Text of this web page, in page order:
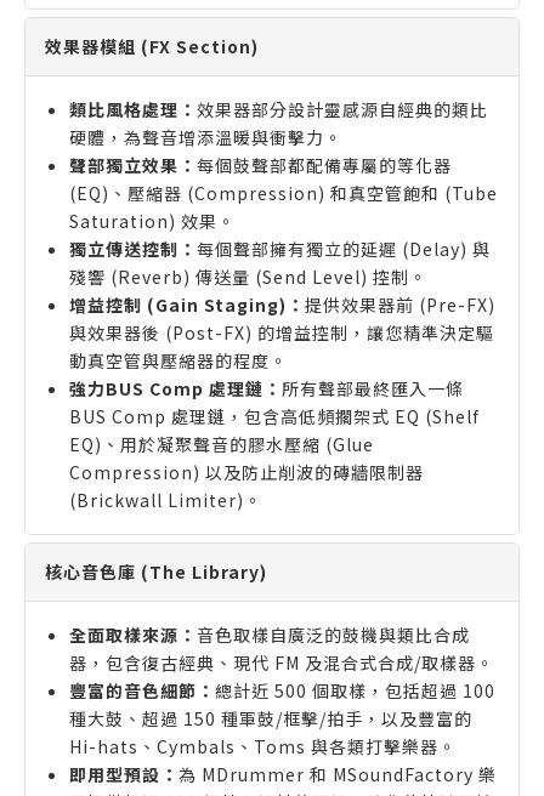
效果器模組 (FX Section)
類比風格處理： 效果器部分設計靈感源自經典的類比
硬體，為聲音增添溫暖與衝擊力。
聲部獨立效果： 每個鼓聲部都配備專屬的等化器
(EQ)、壓縮器 (Compression) 和真空管飽和 (Tube
Saturation) 效果。
獨立傳送控制： 每個聲部擁有獨立的延遲 (Delay) 與
殘響 (Reverb) 傳送量 (Send Level) 控制。
增益控制 (Gain Staging)： 提供效果器前 (Pre-FX)
與效果器後 (Post-FX) 的增益控制，讓您精準決定驅
動真空管與壓縮器的程度。
強力BUS Comp 處理鏈： 所有聲部最終匯入一條
BUS Comp 處理鏈，包含高低頻擱架式 EQ (Shelf
EQ)、用於凝聚聲音的膠水壓縮 (Glue
Compression) 以及防止削波的磚牆限制器
(Brickwall Limiter)。
核心音色庫 (The Library)
全面取樣來源： 音色取樣自廣泛的鼓機與類比合成
器，包含復古經典、現代 FM 及混合式合成/取樣器。
豐富的音色細節： 總計近 500 個取樣，包括超過 100
種大鼓、超過 150 種軍鼓/框擊/拍手，以及豐富的
Hi-hats、Cymbals、Toms 與各類打擊樂器。
即用型預設： 為 MDrummer 和 MSoundFactory 樂